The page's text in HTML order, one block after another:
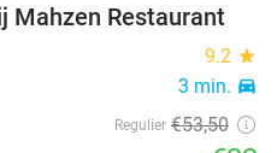
59%
Mahzen Restaurant
9.2 star
3 min. directions_car
Regulier €53,50